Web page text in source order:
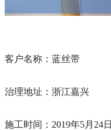
客户名称：蓝丝带
治理地址：浙江嘉兴
施工时间：2019年5月24日